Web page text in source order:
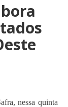
nessa quinta